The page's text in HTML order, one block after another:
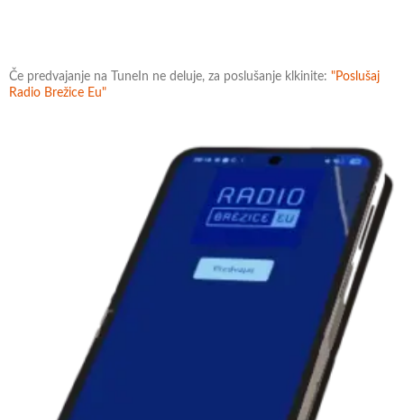
Če predvajanje na TuneIn ne deluje, za poslušanje klkinite: "Poslušaj
Radio Brežice Eu"